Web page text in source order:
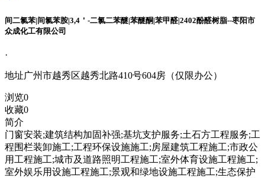
间二氯苯|间氯苯胺|3,4＇-二氯二苯醚|苯醚酮|苯甲醛|2402酚醛树脂--枣阳市
众成化工有限公司
·
地址广州市越秀区越秀北路410号604房（仅限办公）
浏览0
收藏0
简介
门窗安装;建筑结构加固补强;基坑支护服务;土石方工程服务;工
程围栏装卸施工;工程环保设施施工;房屋建筑工程施工;市政公
用工程施工;城市及道路照明工程施工;室外体育设施工程施工;
室外娱乐用设施工程施工;景观和绿地设施工程施工;生态保护